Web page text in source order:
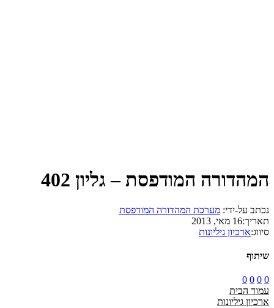
המהדורה המודפסת – גליון 402
נכתב על-ידי: מערכת המהדורה המודפסת
תאריך:16 מאי, 2013
סיווג:ארכיון גיליונות
שיתוף
0
0
0
0
עמוד הבית
ארכיון גיליונות